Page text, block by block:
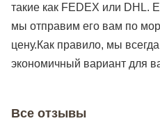
такие как FEDEX или DHL.
мы отправим его вам по
цену.Как правило, мы
экономичный вариант для
Все отзывы